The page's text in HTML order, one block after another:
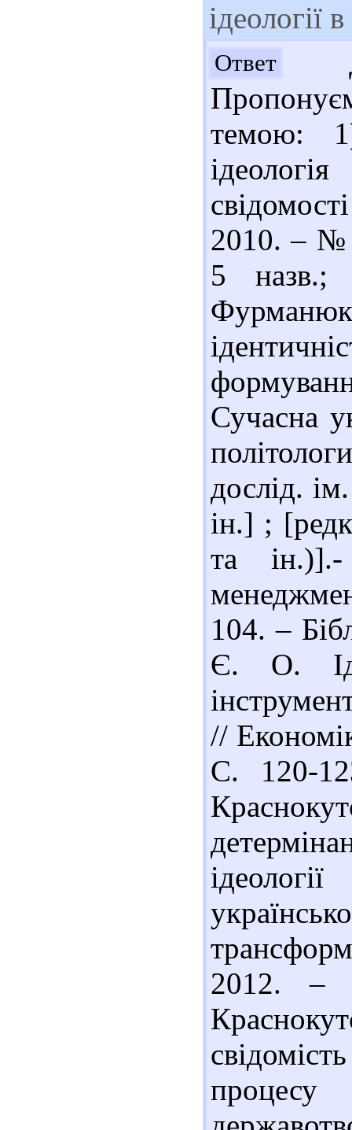
ідеології
Ответ
темою:
2010. – №
5 назв.;
Сучасна
дослід.
ін.] ;
та
104. –
Є. О.
//
С. 120-
2012.